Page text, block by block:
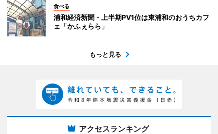
食べる
浦和経済新聞・上半期PV1位は東浦和のおうちカフ
ェ「かふぇらら」
もっと見る
アクセスランキング